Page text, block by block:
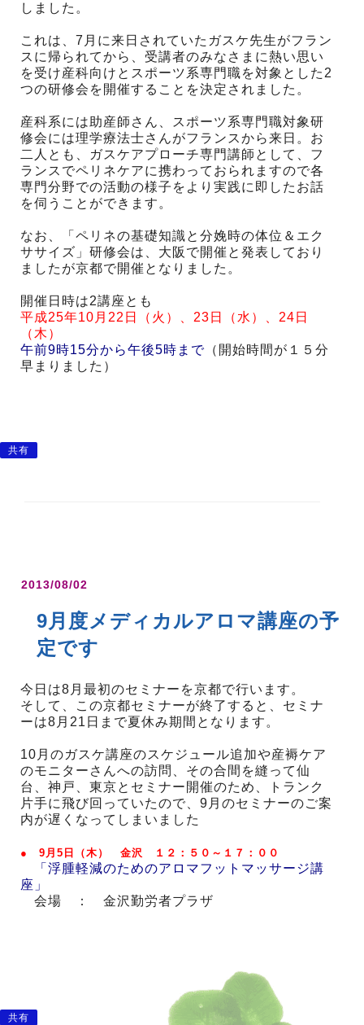
しました。
これは、7月に来日されていたガスケ先生がフラン
スに帰られてから、受講者のみなさまに熱い思い
を受け産科向けとスポーツ系専門職を対象とした2
つの研修会を開催することを決定されました。
産科系には助産師さん、スポーツ系専門職対象研
修会には理学療法士さんがフランスから来日。お
二人とも、ガスケアプローチ専門講師として、フ
ランスでペリネケアに携わっておられますので各
専門分野での活動の様子をより実践に即したお話
を伺うことができます。
なお、「ペリネの基礎知識と分娩時の体位＆エク
ササイズ」研修会は、大阪で開催と発表しており
ましたが京都で開催となりました。
開催日時は2講座とも
平成25年10月22日（火）、23日（水）、24日
（木）
午前9時15分から午後5時まで （開始時間が１５分
早まりました）
共有
2013/08/02
9月度メディカルアロマ講座の予
定です
今日は8月最初のセミナーを京都で行います。
そして、この京都セミナーが終了すると、セミナ
ーは8月21日まで夏休み期間となります。
10月のガスケ講座のスケジュール追加や産褥ケア
のモニターさんへの訪問、その合間を縫って仙
台、神戸、東京とセミナー開催のため、トランク
片手に飛び回っていたので、9月のセミナーのご案
内が遅くなってしまいました
● 9月5日（木） 金沢 １２：５０～１７：００
「浮腫軽減のためのアロマフットマッサージ講
座」
会場 ： 金沢勤労者プラザ
共有